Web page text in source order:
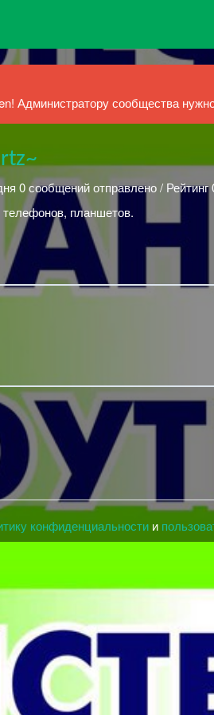
Администратору сообщества
0 сообщений отправлено / Рейтинг
планшетов.
конфиденциальности и